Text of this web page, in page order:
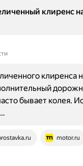
клиренс
motor.ru
клиренса
бывает колея.